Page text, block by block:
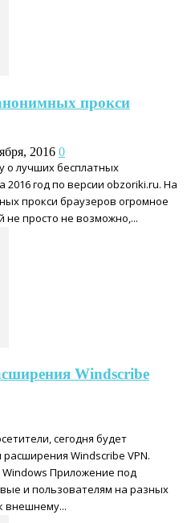
прокси
2016 0
о лучших бесплатных
год по версии obzoriki.ru. На
прокси браузеров огромное
не просто не возможно,...
Windscribe
сегодня будет
Windscribe VPN.
Приложение под
и пользователям на разных
внешнему...